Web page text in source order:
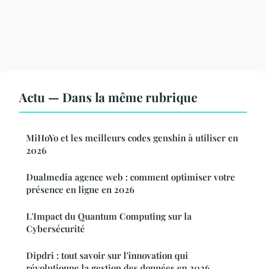
Actu — Dans la même rubrique
MiHoYo et les meilleurs codes genshin à utiliser en
2026
Dualmedia agence web : comment optimiser votre
présence en ligne en 2026
L'Impact du Quantum Computing sur la
Cybersécurité
Dipdri : tout savoir sur l'innovation qui